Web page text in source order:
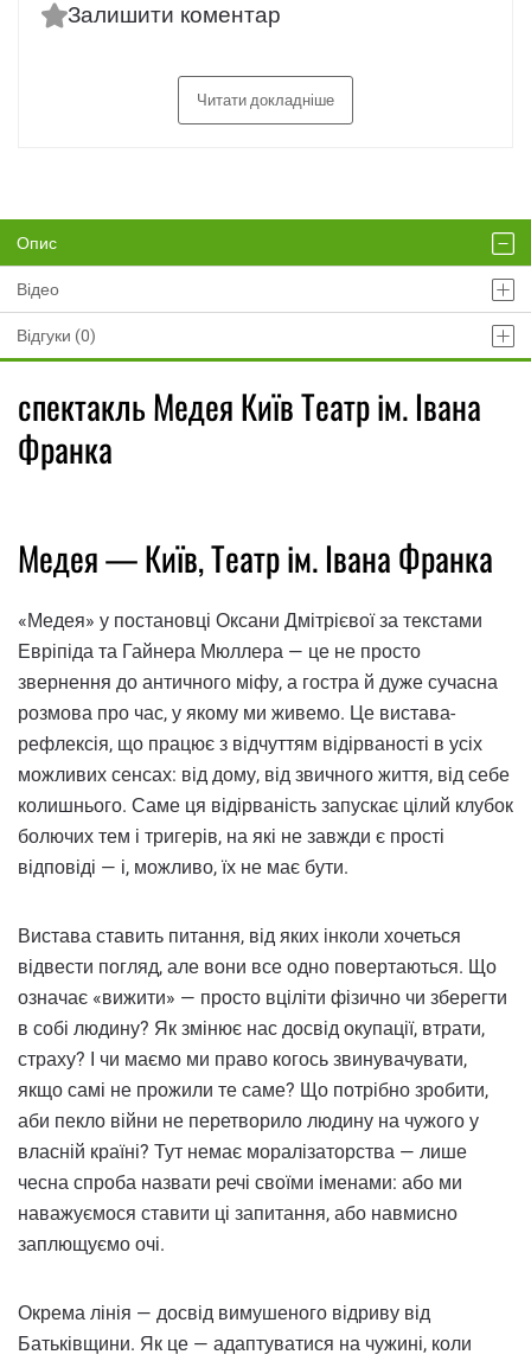
Залишити коментар
Читати докладніше
Опис
Відео
Відгуки (0)
спектакль Медея Київ Театр ім. Івана
Франка
Медея — Київ, Театр ім. Івана Франка
«Медея» у постановці Оксани Дмітрієвої за текстами
Евріпіда та Гайнера Мюллера — це не просто
звернення до античного міфу, а гостра й дуже сучасна
розмова про час, у якому ми живемо. Це вистава-
рефлексія, що працює з відчуттям відірваності в усіх
можливих сенсах: від дому, від звичного життя, від себе
колишнього. Саме ця відірваність запускає цілий клубок
болючих тем і тригерів, на які не завжди є прості
відповіді — і, можливо, їх не має бути.
Вистава ставить питання, від яких інколи хочеться
відвести погляд, але вони все одно повертаються. Що
означає «вижити» — просто вціліти фізично чи зберегти
в собі людину? Як змінює нас досвід окупації, втрати,
страху? І чи маємо ми право когось звинувачувати,
якщо самі не прожили те саме? Що потрібно зробити,
аби пекло війни не перетворило людину на чужого у
власній країні? Тут немає моралізаторства — лише
чесна спроба назвати речі своїми іменами: або ми
наважуємося ставити ці запитання, або навмисно
заплющуємо очі.
Окрема лінія — досвід вимушеного відриву від
Батьківщини. Як це — адаптуватися на чужині, коли